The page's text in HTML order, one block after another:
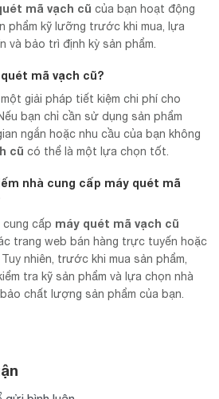
mã vạch cũ của bạn hoạt động
phẩm kỹ lưỡng trước khi mua, lựa
và bảo trì định kỳ sản phẩm.
mã vạch cũ?
giải pháp tiết kiệm chi phí cho
bạn chỉ cần sử dụng sản phẩm
ngắn hoặc nhu cầu của bạn không
cũ có thể là một lựa chọn tốt.
nhà cung cấp máy quét mã
cung cấp máy quét mã vạch cũ
trang web bán hàng trực tuyến hoặc
nhiên, trước khi mua sản phẩm,
tra kỹ sản phẩm và lựa chọn nhà
chất lượng sản phẩm của bạn.